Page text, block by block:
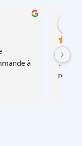
et cohérent,